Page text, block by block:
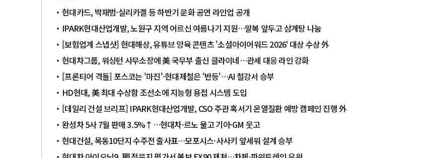
현대카드, 박재범·실리카겔 등 하반기 문화 공연 라인업 공개
IPARK현대산업개발, 노원구 지역 어르신 여름나기 지원…말복 앞두고 삼계탕 나눔
[보험업계 스냅샷] 현대해상, 유튜브 양육 콘텐츠 '소셜아이어워드 2026' 대상 수상 外
현대차그룹, 워싱턴 사무소장에 美 국무부 출신 클라이네…관세 대응 라인 강화
[프론티어 격돌] 포스코는 '마진'·현대제철은 '반등'…AI 철강서 승부
HD현대, 美 최대 수상함 조선소에 지능형 용접 시스템 도입
[데일리 건설 브리프] IPARK현대산업개발, CSO 주관 혹서기 온열질환 예방 캠페인 진행 外
완성차 5사 7월 판매 3.5%↑…현대차·르노 울고 기아·GM 웃고
현대건설, 목동10단지 수주전 출사표…모포시스·사사키 앞세워 설계 승부